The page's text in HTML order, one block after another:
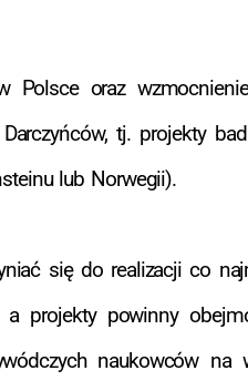
Polsce oraz
tj. projekty
lub Norwegii).
się do realizacji co
projekty powinny
naukowców na